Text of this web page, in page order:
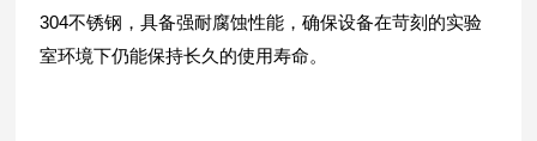
304不锈钢，具备强耐腐蚀性能，确保设备在苛刻的实验
室环境下仍能保持长久的使用寿命。